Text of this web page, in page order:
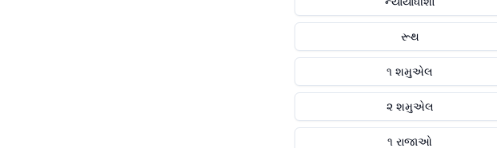
રૂથ
૧ શમુએલ
૨ શમુએલ
૧ રાજાઓ